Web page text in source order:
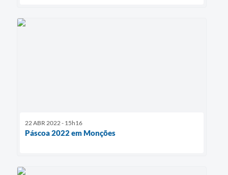
22 ABR 2022 - 15h16
Páscoa 2022 em Monções